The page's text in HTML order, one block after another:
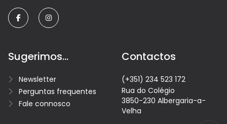
facebookinstagram
Sugerimos...
Newsletter
Perguntas frequentes
Fale connosco
Contactos
(+351) 234 523 172
Rua do Colégio
3850-230 Albergaria-a-
Velha